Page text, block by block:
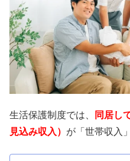
生活保護制度では、
同居し
見込み収入） が「世帯収入